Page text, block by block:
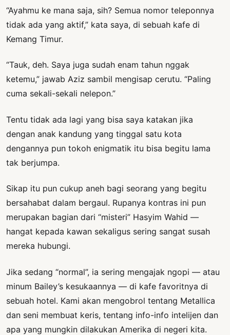
“Ayahmu ke mana saja, sih? Semua nomor teleponnya
tidak ada yang aktif,” kata saya, di sebuah kafe di
Kemang Timur.
“Tauk, deh. Saya juga sudah enam tahun nggak
ketemu,” jawab Aziz sambil mengisap cerutu. “Paling
cuma sekali-sekali nelepon.”
Tentu tidak ada lagi yang bisa saya katakan jika
dengan anak kandung yang tinggal satu kota
dengannya pun tokoh enigmatik itu bisa begitu lama
tak berjumpa.
Sikap itu pun cukup aneh bagi seorang yang begitu
bersahabat dalam bergaul. Rupanya kontras ini pun
merupakan bagian dari “misteri” Hasyim Wahid —
hangat kepada kawan sekaligus sering sangat susah
mereka hubungi.
Jika sedang “normal”, ia sering mengajak ngopi — atau
minum Bailey’s kesukaannya — di kafe favoritnya di
sebuah hotel. Kami akan mengobrol tentang Metallica
dan seni membuat keris, tentang info-info intelijen dan
apa yang mungkin dilakukan Amerika di negeri kita.